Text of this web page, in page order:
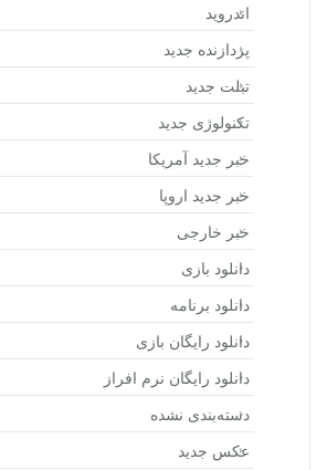
اندروید
پردازنده جدید
تبلت جدید
تکنولوژی جدید
خبر جدید آمریکا
خبر جدید اروپا
خبر خارجی
دانلود بازی
دانلود برنامه
دانلود رایگان بازی
دانلود رایگان نرم افراز
دسته‌بندی نشده
عکس جدید